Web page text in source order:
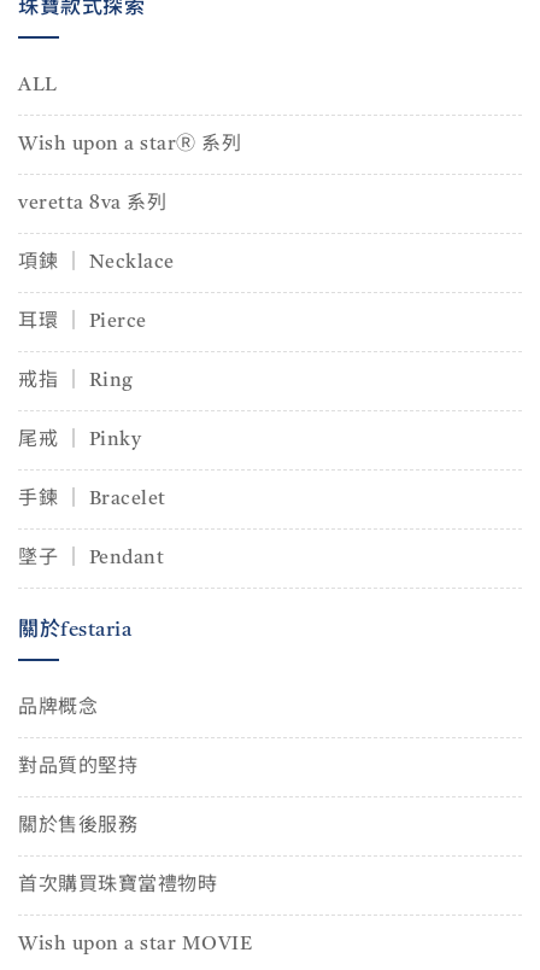
珠寶款式探索
ALL
Wish upon a starⓇ 系列
veretta 8va 系列
項鍊 │ Necklace
耳環 │ Pierce
戒指 │ Ring
尾戒 │ Pinky
手鍊 │ Bracelet
墜子 │ Pendant
關於festaria
品牌概念
對品質的堅持
關於售後服務
首次購買珠寶當禮物時
Wish upon a star MOVIE